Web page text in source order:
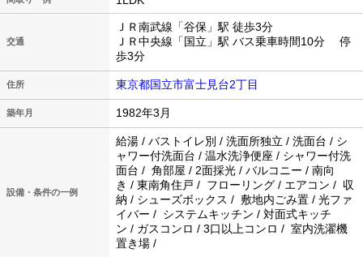
交通
ＪＲ南武線「谷保」駅 徒歩3分
ＪＲ中央線「国立」駅 バス乗車時間10分 停
歩3分
住所 東京都国立市富士見台2丁目
築年月 1982年3月
設備・条件の一例
給湯 / バストイレ別 / 洗面所独立 / 洗面台 / シ
ャワー付洗面台 / 温水洗浄便座 / シャワー付洗
面台 / 角部屋 / 2面採光 / バルコニー / 南向
き / 東南角住戸 / フローリング / エアコン / 収
納 / シューズボックス / 敷地内ごみ置 / 光ファ
イバー / システムキッチン / 対面式キッチ
ン / ガスコンロ / 3口以上コンロ / 室内洗濯機
置き場 /